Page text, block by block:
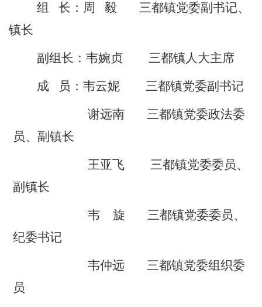
组
长：周 毅 三都镇党委副书记、
镇长
副组长： 韦婉贞 三都镇人大主席
成
员： 韦云妮 三都镇党委副书记
谢远南
三都镇党委政法委
员、副镇长
王亚飞
三都镇党委委员、
副镇长
韦
旋 三都镇党委委员、
纪委书记
韦仲远
三都镇党委组织委
员